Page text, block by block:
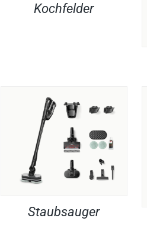
Kochfelder
Staubsauger